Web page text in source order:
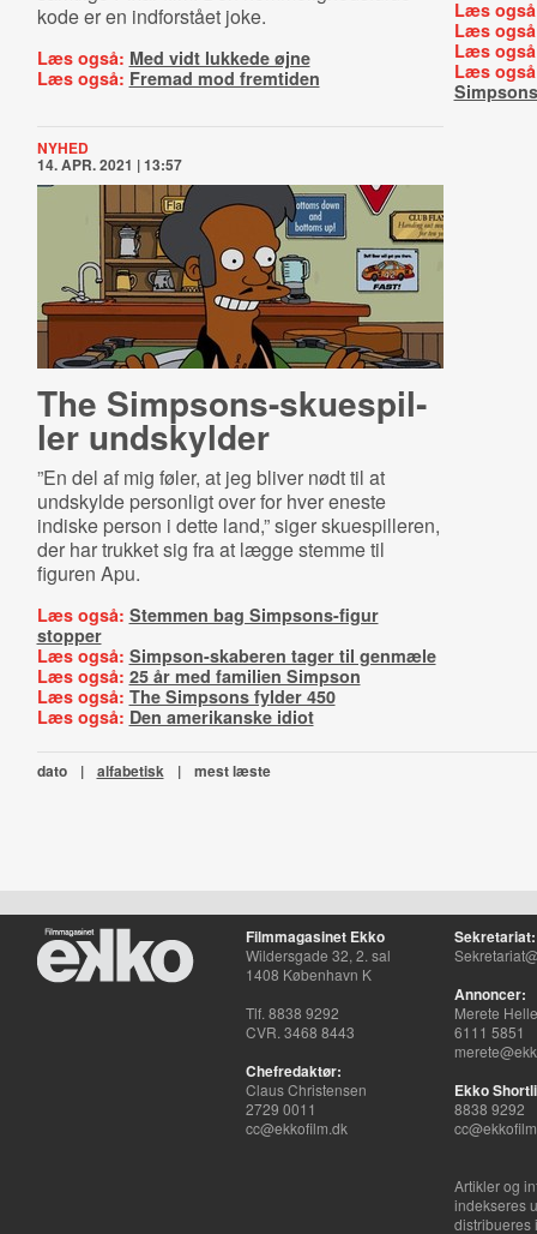
kode er en indforstået joke.
Læs også: Med vidt lukkede øjne
Læs også: Fremad mod fremtiden
Læs
Læs
Læs
Læs
NYHED
14. APR. 2021 | 13:57
The Simp­sons-​sku­e­spil­
ler undskylder
”En del af mig føler, at jeg bliver nødt til at
undskylde personligt over for hver eneste
indiske person i dette land,” siger skuespilleren,
der har trukket sig fra at lægge stemme til
figuren Apu.
Læs også: Stemmen bag Simpsons-figur
stopper
Læs også: Simpson-skaberen tager til genmæle
Læs også: 25 år med familien Simpson
Læs også: The Simpsons fylder 450
Læs også: Den amerikanske idiot
dato | alfabetisk | mest læste
Filmmagasinet Ekko
Wildersgade 32, 2. sal
1408 København K
Tlf. 8838 9292
CVR. 3468 8443
Chefredaktør:
Claus Christensen
2729 0011
cc@ekkofilm.dk
Sekretariat:
Annoncer:
Merete
6111 5851
Ekko
8838 9292
Artikler og
indekseres
distribueres